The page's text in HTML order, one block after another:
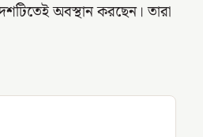
অবস্থান করছেন। তারা